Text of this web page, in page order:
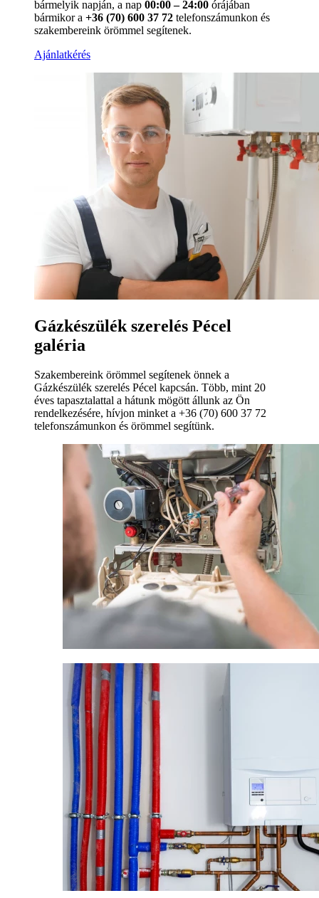
bármelyik napján, a nap 00:00 – 24:00 órájában
bármikor a +36 (70) 600 37 72 telefonszámunkon és
szakembereink örömmel segítenek.
Ajánlatkérés
Gázkészülék szerelés Pécel
galéria
Szakembereink örömmel segítenek önnek a
Gázkészülék szerelés Pécel kapcsán. Több, mint 20
éves tapasztalattal a hátunk mögött állunk az Ön
rendelkezésére, hívjon minket a +36 (70) 600 37 72
telefonszámunkon és örömmel segítünk.